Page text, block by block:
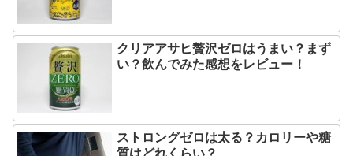
クリアアサヒ贅沢ゼロはうまい？まず
い？飲んでみた感想をレビュー！
ストロングゼロは太る？カロリーや糖
質はどれくらい？